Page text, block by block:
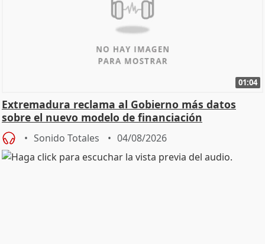
01:04
Extremadura reclama al Gobierno más datos
sobre el nuevo modelo de financiación
Sonido Totales 04/08/2026